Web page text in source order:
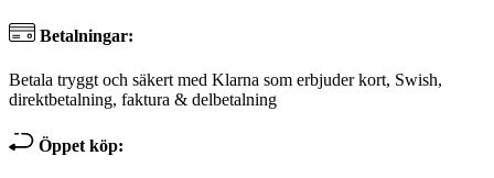
Betalningar:
Betala tryggt och säkert med Klarna som erbjuder kort, Swish,
direktbetalning, faktura & delbetalning
Öppet köp: